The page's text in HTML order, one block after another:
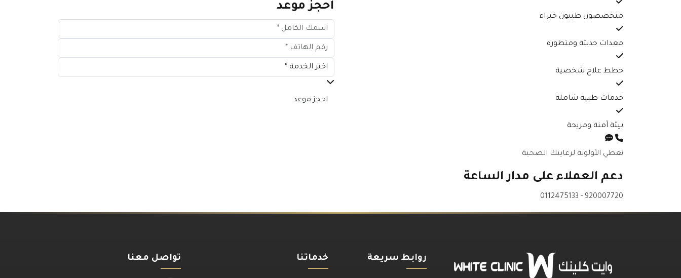
متخصصون طبيون خبراء
معدات حديثة ومتطورة
خطط علاج شخصية
خدمات طبية شاملة
بيئة آمنة ومريحة
نعطي الأولوية لرعايتك الصحية
دعم العملاء على مدار الساعة
920007720
-
0112475133
أحجز موعد
احجز موعد
روابط سريعة خدماتنا تواصل معنا